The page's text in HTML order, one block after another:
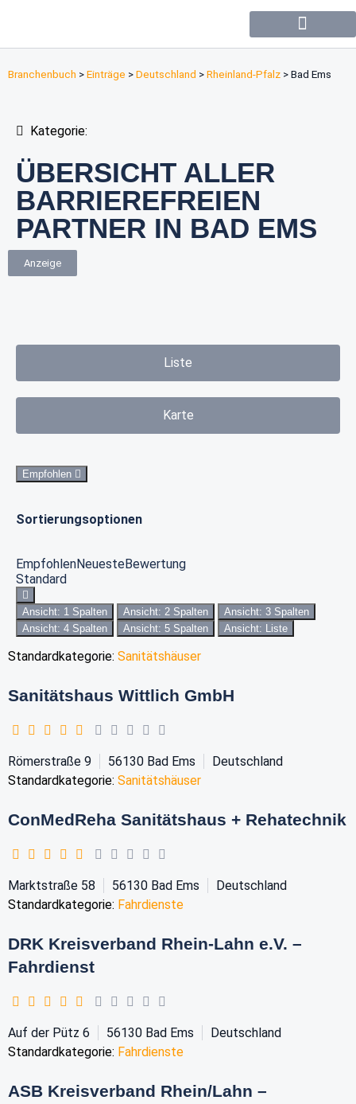
Branchenbuch >Einträge >Deutschland >Rheinland-Pfalz >Bad Ems
Kategorie:
ÜBERSICHT ALLER
BARRIEREFREIEN
PARTNER IN BAD EMS
Anzeige
Liste
Karte
Empfohlen
Sortierungsoptionen
EmpfohlenNeuesteBewertung
Standard
Ansicht: 1 Spalten Ansicht: 2 Spalten
Ansicht: 3 Spalten
Ansicht: 4 Spalten
Ansicht: 5 Spalten Ansicht: Liste
Standardkategorie: Sanitätshäuser
Sanitätshaus Wittlich GmbH
Römerstraße 9 56130 Bad Ems
Deutschland
Standardkategorie: Sanitätshäuser
ConMedReha Sanitätshaus + Rehatechnik
Marktstraße 58 56130 Bad Ems
Deutschland
Standardkategorie: Fahrdienste
DRK Kreisverband Rhein-Lahn e.V. –
Fahrdienst
Auf der Pütz 6 56130 Bad Ems
Deutschland
Standardkategorie: Fahrdienste
ASB Kreisverband Rhein/Lahn –